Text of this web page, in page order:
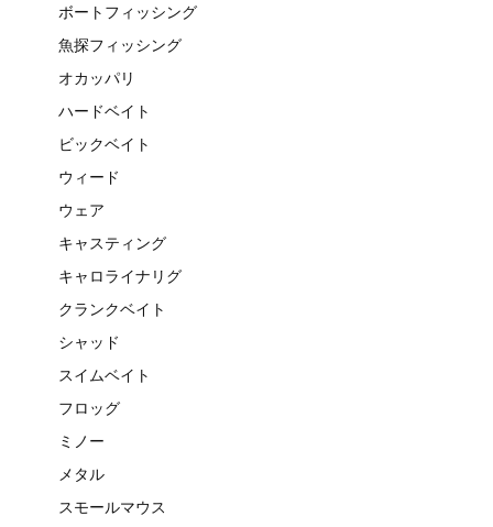
ボートフィッシング
魚探フィッシング
オカッパリ
ハードベイト
ビックベイト
ウィード
ウェア
キャスティング
キャロライナリグ
クランクベイト
シャッド
スイムベイト
フロッグ
ミノー
メタル
スモールマウス